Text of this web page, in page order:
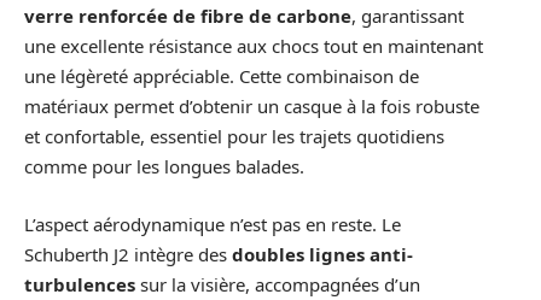
verre renforcée de fibre de carbone, garantissant
une excellente résistance aux chocs tout en maintenant
une légèreté appréciable. Cette combinaison de
matériaux permet d’obtenir un casque à la fois robuste
et confortable, essentiel pour les trajets quotidiens
comme pour les longues balades.
L’aspect aérodynamique n’est pas en reste. Le
Schuberth J2 intègre des doubles lignes anti-
turbulences sur la visière, accompagnées d’un